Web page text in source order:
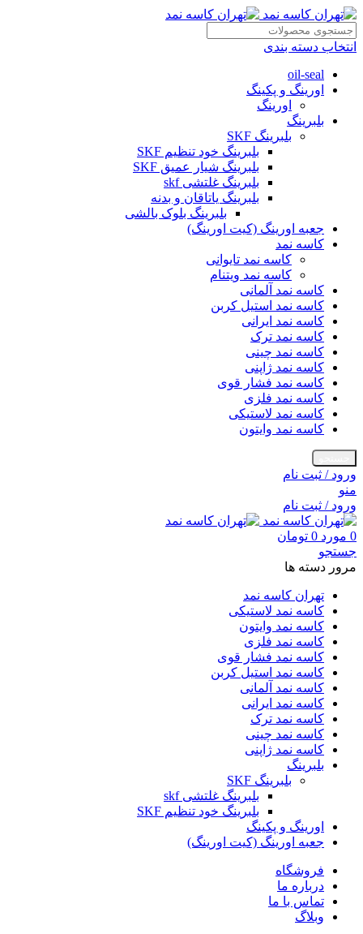
انتخاب دسته بندی
oil-seal
اورینگ و پکینگ
اورینگ
بلبرینگ
بلبرینگ SKF
بلبرینگ خود تنظیم SKF
بلبرینگ شیار عمیق SKF
بلبرینگ غلتشی skf
بلبرینگ یاتاقان و بدنه
بلبرینگ بلوک بالشی
جعبه اورینگ (کیت اورینگ)
کاسه نمد
کاسه نمد تایوانی
کاسه نمد ویتنام
کاسه نمد آلمانی
کاسه نمد استیل کربن
کاسه نمد ایرانی
کاسه نمد ترک
کاسه نمد چینی
کاسه نمد ژاپنی
کاسه نمد فشار قوی
کاسه نمد فلزی
کاسه نمد لاستیکی
کاسه نمد وایتون
ورود / ثبت نام
منو
ورود / ثبت نام
0 مورد 0 تومان
جستجو
مرور دسته ها
تهران کاسه نمد
کاسه نمد لاستیکی
کاسه نمد وایتون
کاسه نمد فلزی
کاسه نمد فشار قوی
کاسه نمد استیل کربن
کاسه نمد آلمانی
کاسه نمد ایرانی
کاسه نمد ترک
کاسه نمد چینی
کاسه نمد ژاپنی
بلبرینگ
بلبرینگ SKF
بلبرینگ غلتشی skf
بلبرینگ خود تنظیم SKF
اورینگ و پکینگ
جعبه اورینگ (کیت اورینگ)
فروشگاه
درباره ما
تماس با ما
وبلاگ